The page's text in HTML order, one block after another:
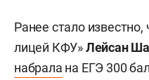
Ранее стало
лицей КФУ»Лейсан
набрала на ЕГЭ 300